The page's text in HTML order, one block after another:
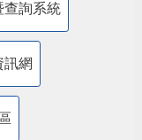
查詢系統
訊網